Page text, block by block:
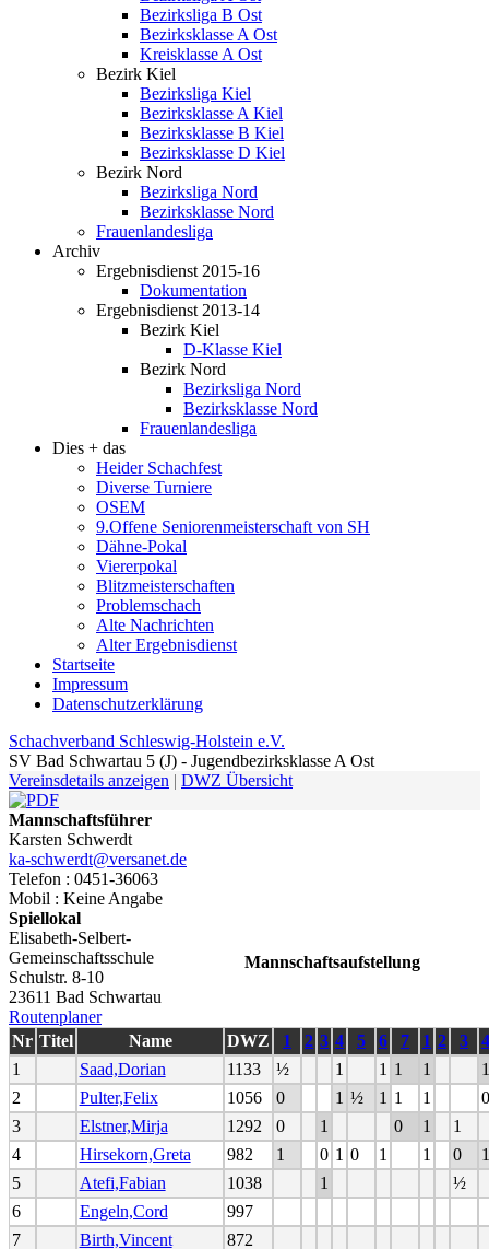
Bezirksliga B Ost
Bezirksklasse A Ost
Kreisklasse A Ost
Bezirk Kiel
Bezirksliga Kiel
Bezirksklasse A Kiel
Bezirksklasse B Kiel
Bezirksklasse D Kiel
Bezirk Nord
Bezirksliga Nord
Bezirksklasse Nord
Frauenlandesliga
Archiv
Ergebnisdienst 2015-16
Dokumentation
Ergebnisdienst 2013-14
Bezirk Kiel
D-Klasse Kiel
Bezirk Nord
Bezirksliga Nord
Bezirksklasse Nord
Frauenlandesliga
Dies + das
Heider Schachfest
Diverse Turniere
OSEM
9.Offene Seniorenmeisterschaft von SH
Dähne-Pokal
Viererpokal
Blitzmeisterschaften
Problemschach
Alte Nachrichten
Alter Ergebnisdienst
Startseite
Impressum
Datenschutzerklärung
Schachverband Schleswig-Holstein e.V.
SV Bad Schwartau 5 (J) - Jugendbezirksklasse A Ost
Vereinsdetails anzeigen | DWZ Übersicht
Mannschaftsführer
Karsten Schwerdt
ka-schwerdt@versanet.de
Telefon : 0451-36063
Mobil : Keine Angabe
Spiellokal
Elisabeth-Selbert-
Gemeinschaftsschule
Schulstr. 8-10
23611 Bad Schwartau
Routenplaner
Mannschaftsaufstellung
Nr Titel Name DWZ 1 2 3 4 5 6 7 1 2 3
4
1
Saad,Dorian 1133 ½ 1 1 1 1
1
2
Pulter,Felix 1056 0 1 ½ 1 1 1
0
3
Elstner,Mirja 1292 0 1 0 1
1
4
Hirsekorn,Greta 982 1 0 1 0 1 1 0
1
5
Atefi,Fabian 1038 1
½
6
Engeln,Cord
997
7
Birth,Vincent 872